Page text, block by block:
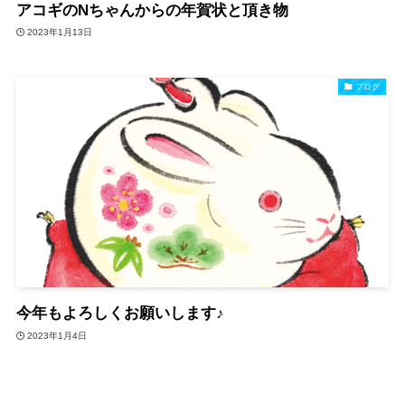
アコギのNちゃんからの年賀状と頂き物
2023年1月13日
ブログ
今年もよろしくお願いします♪
2023年1月4日